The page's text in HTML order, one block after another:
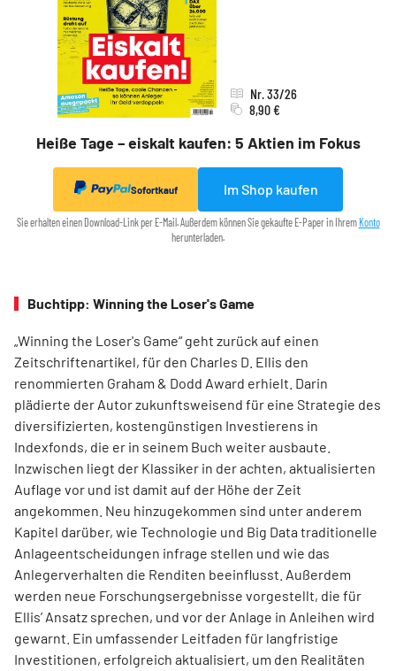
Heiße Tage – eiskalt kaufen: 5 Aktien im Fokus
Nr. 33/26
8,90 €
Sofortkauf Im Shop kaufen
Sie erhalten einen Download-Link per E-Mail. Außerdem können Sie gekaufte E-Paper in Ihrem Konto
herunterladen.
Buchtipp: Winning the Loser's Game
„Winning the Loser's Game“ geht zurück auf einen
Zeitschriftenartikel, für den Charles D. Ellis den
renommierten Graham & Dodd Award erhielt. Darin
plädierte der Autor zukunftsweisend für eine Strategie des
diversifizierten, kostengünstigen Investierens in
Indexfonds, die er in seinem Buch weiter ausbaute.
Inzwischen liegt der Klassiker in der achten, aktualisierten
Auflage vor und ist damit auf der Höhe der Zeit
angekommen. Neu hinzugekommen sind unter anderem
Kapitel darüber, wie Technologie und Big Data traditionelle
Anlageentscheidungen infrage stellen und wie das
Anlegerverhalten die Renditen beeinflusst. Außerdem
werden neue Forschungsergebnisse vorgestellt, die für
Ellis’ Ansatz sprechen, und vor der Anlage in Anleihen wird
gewarnt. Ein umfassender Leitfaden für langfristige
Investitionen, erfolgreich aktualisiert, um den Realitäten